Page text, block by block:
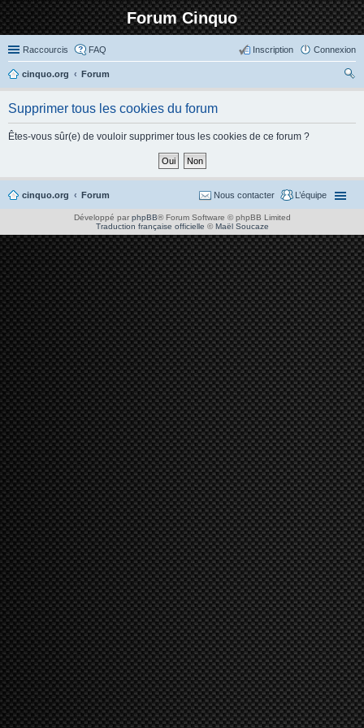
Forum Cinquo
Raccourcis FAQ Connexion
Inscription
cinquo.org
Forum
Supprimer tous les cookies du forum
Êtes-vous sûr(e) de vouloir supprimer tous les cookies de ce forum ?
cinquo.org Forum L’équipe
Nous contacter
Développé par phpBB® Forum Software © phpBB Limited
Traduction française officielle ©Maël Soucaze